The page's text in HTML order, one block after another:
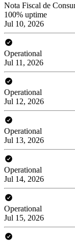
Nota Fiscal de
100% uptime
Jul 10, 2026
Operational
Jul 11, 2026
Operational
Jul 12, 2026
Operational
Jul 13, 2026
Operational
Jul 14, 2026
Operational
Jul 15, 2026